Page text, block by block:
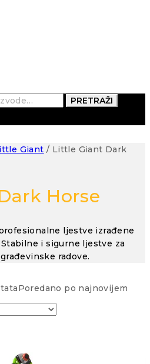
PRETRAŽI
Giant / Little Giant Dark
Horse
ljestve izrađene
i sigurne ljestve za
radove.
Poredano po najnovijem